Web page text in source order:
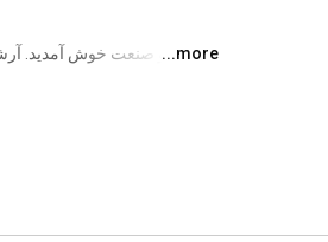
...more